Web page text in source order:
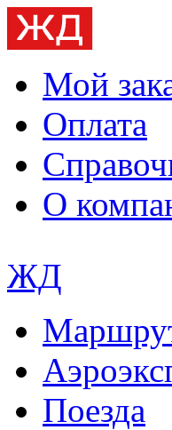
Мой
Оплата
О
ЖД
Поезда